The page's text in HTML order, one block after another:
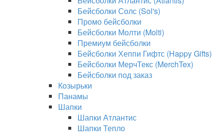
Бейсболки Солс (Sol's)
Промо бейсболки
Бейсболки Молти (Molti)
Премиум бейсболки
Бейсболки Хеппи Гифтс (Happy Gifts)
Бейсболки МерчТекс (MerchTex)
Бейсболки под заказ
Козырьки
Панамы
Шапки
Шапки Атлантис
Шапки Тепло